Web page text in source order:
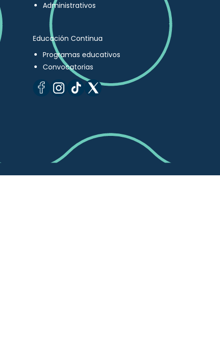
Administrativos
Educación Continua
Programas educativos
Convocatorias